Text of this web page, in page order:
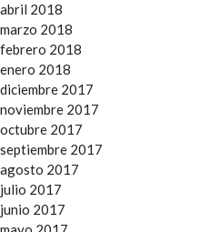
abril 2018
marzo 2018
febrero 2018
enero 2018
diciembre 2017
noviembre 2017
octubre 2017
septiembre 2017
agosto 2017
julio 2017
junio 2017